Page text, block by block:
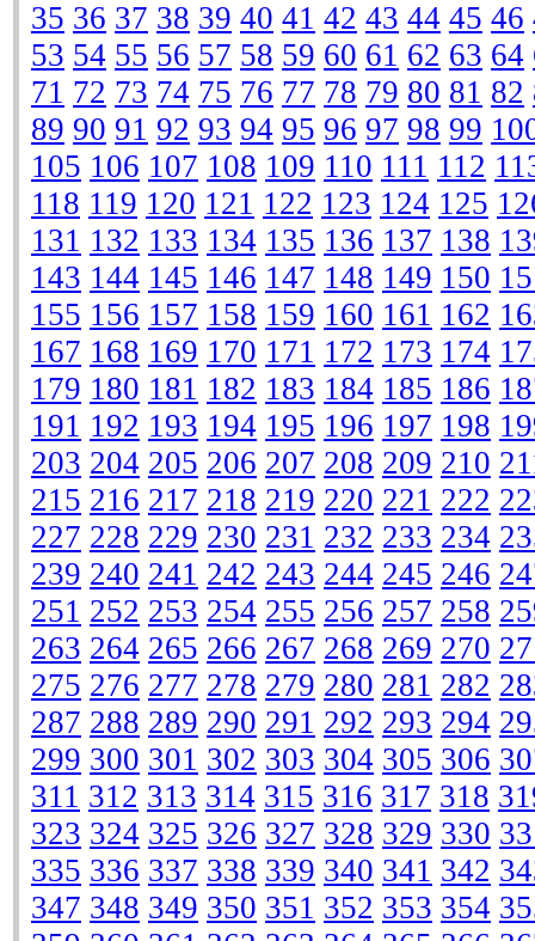
35 36 37 38 39 40 41 42 43 44 45 46
53 54 55 56 57 58 59 60 61 62 63 64
71 72 73 74 75 76 77 78 79 80 81 82
89 90 91 92 93 94 95 96 97 98 99
105 106 107 108 109 110 111 112
118 119 120 121 122 123 124 125
131 132 133 134 135 136 137 138
143 144 145 146 147 148 149 150
155 156 157 158 159 160 161 162
167 168 169 170 171 172 173 174
179 180 181 182 183 184 185 186
191 192 193 194 195 196 197 198
203 204 205 206 207 208 209 210
215 216 217 218 219 220 221 222
227 228 229 230 231 232 233 234
239 240 241 242 243 244 245 246
251 252 253 254 255 256 257 258
263 264 265 266 267 268 269 270
275 276 277 278 279 280 281 282
287 288 289 290 291 292 293 294
299 300 301 302 303 304 305 306
311 312 313 314 315 316 317 318
323 324 325 326 327 328 329 330
335 336 337 338 339 340 341 342
347 348 349 350 351 352 353 354